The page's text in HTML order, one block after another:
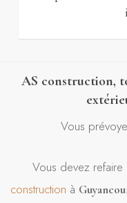
AS construction,
Vous
Vous devez refaire
construction à